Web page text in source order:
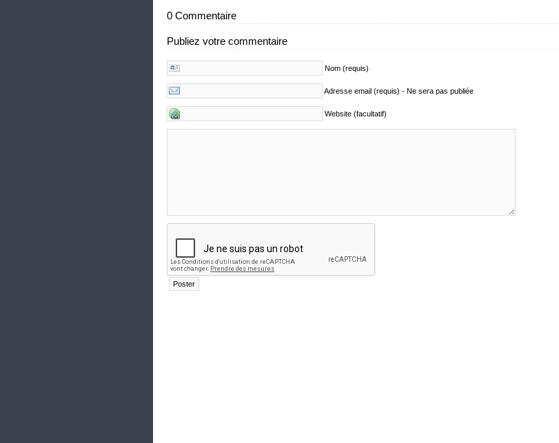
0 Commentaire
Publiez votre commentaire
Nom (requis)
Adresse email (requis) - Ne sera pas publiée
Website (facultatif)